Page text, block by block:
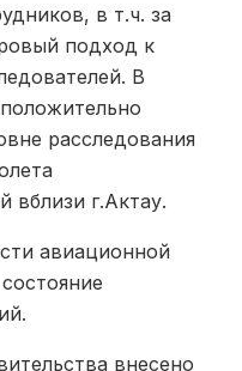
в т.ч. за
подход к
В
расследования
вблизи г.Актау.
авиационной
внесено